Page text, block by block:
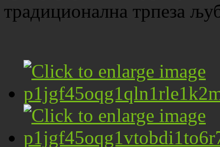
традиционална трпеза